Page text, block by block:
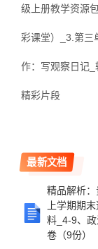
级上册教学资源
彩课堂）_3.第三
作：写观察日记_
精彩片段
最新文档
精品解析
上学期期
料_4-9、
卷（9份）